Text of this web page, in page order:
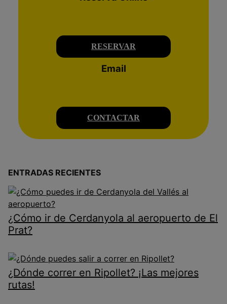
RESERVAR
Email
CONTACTAR
ENTRADAS RECIENTES
¿Cómo ir de Cerdanyola al aeropuerto de El
Prat?
¿Dónde correr en Ripollet? ¡Las mejores
rutas!